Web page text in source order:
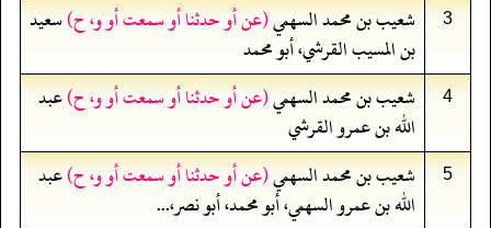
3 شعيب بن محمد السهمي(عن أو حدثنا أو سمعت أو و، ح)سعيد
بن المسيب القرشي، أبو محمد
4 شعيب بن محمد السهمي(عن أو حدثنا أو سمعت أو و، ح)عبد
الله بن عمرو القرشي
5 شعيب بن محمد السهمي(عن أو حدثنا أو سمعت أو و، ح)عبد
الله بن عمرو السهمي، أبو محمد، أبو نصر،...